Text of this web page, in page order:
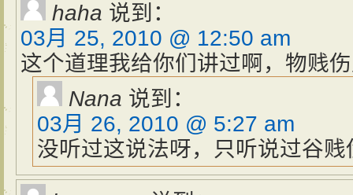
haha 说到：
03月 25, 2010 @ 12:50 am
这个道理我给你们讲过啊，物贱
Nana 说到：
03月 26, 2010 @ 5:27 am
没听过这说法呀，只听说过谷贱